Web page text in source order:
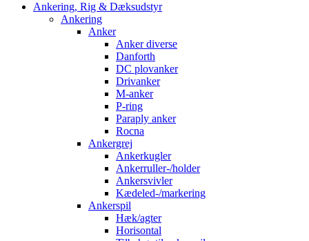
Ankering, Rig & Dæksudstyr
Ankering
Anker
Anker diverse
Danforth
DC plovanker
Drivanker
M-anker
P-ring
Paraply anker
Rocna
Ankergrej
Ankerkugler
Ankerruller-/holder
Ankersvivler
Kædeled-/markering
Ankerspil
Hæk/agter
Horisontal